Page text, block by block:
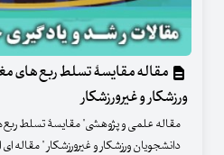
مقاله مقایسۀ تسلط ربع‌های
ورزشکار و غیرورزشکار
مقاله علمی و پژوهشی" مقایسۀ تسلط